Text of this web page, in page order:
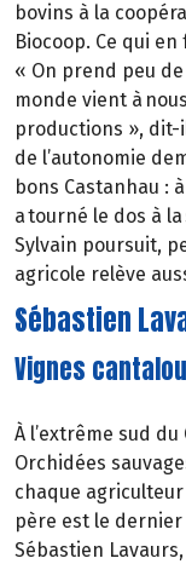
bovins à la
Biocoop. Ce qui
« On prend peu
monde vient à
productions », dit-
de l’autonomie
bons Castanhau :
a tourné le dos à
Sylvain poursuit,
agricole relève
Sébastien
Vignes
À l’extrême sud
Orchidées
chaque
père est le dernier
Sébastien